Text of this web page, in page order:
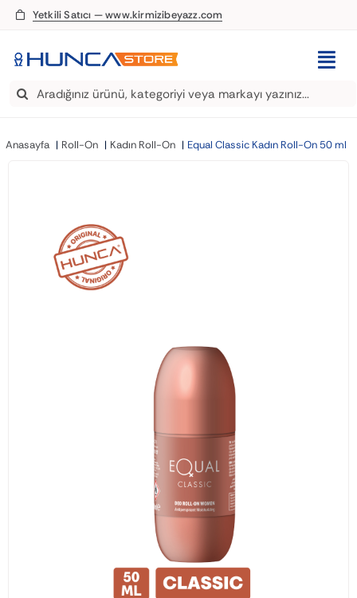
Skip
content
Yetkili Satıcı — www.kirmizibeyazz.com
EDT Parfüm
Deodorant
Şampuan
Search
Anasayfa Roll-On Kadın Roll-On Equal Classic Kadın Roll-On 50 ml